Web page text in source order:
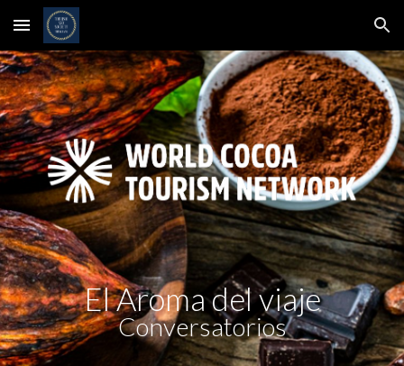
Skip to main content Skip to navigation
El Aroma del viaje
Conversatorios